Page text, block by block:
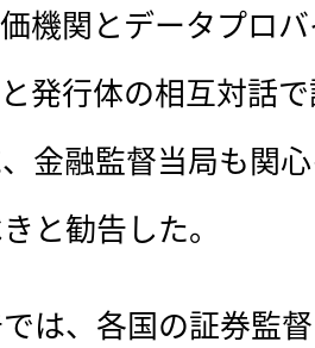
機関とデータプロ
発行体の相互対話
金融監督当局も関
と勧告した。
は、各国の証券監